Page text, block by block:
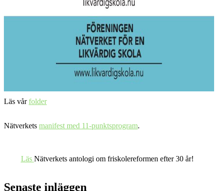
Läs vårfolder
Nätverkets manifest med 11-punktsprogram.
Läs Nätverkets antologi om friskolereformen efter 30 år!
Senaste inläggen